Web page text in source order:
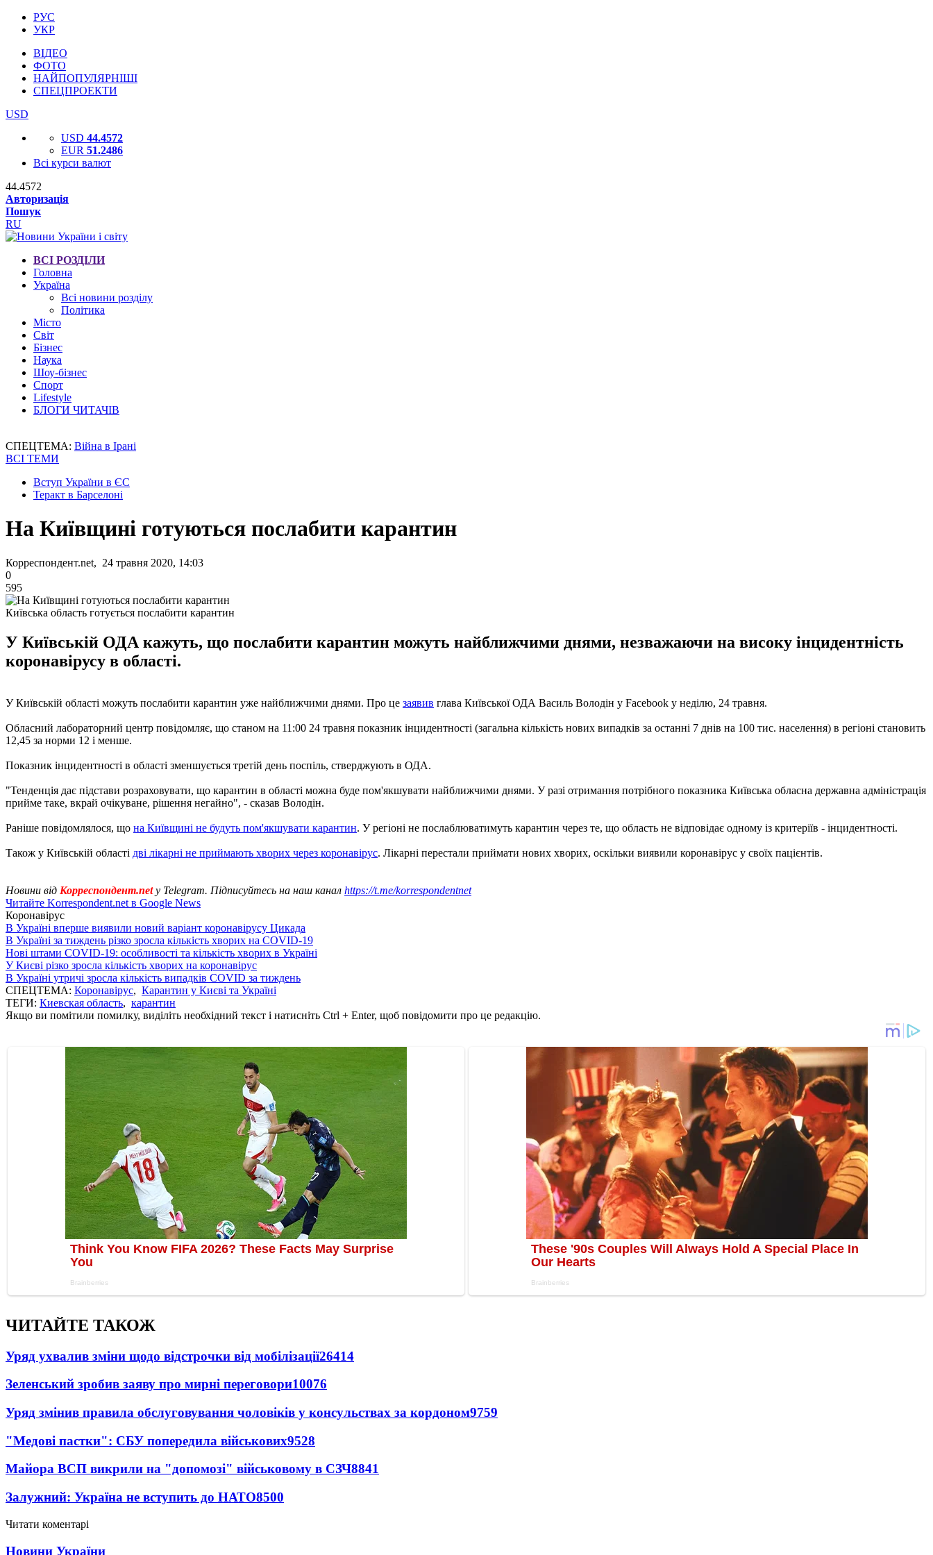
РУС
УКР
ВІДЕО
ФОТО
НАЙПОПУЛЯРНІШІ
СПЕЦПРОЕКТИ
USD
USD 44.4572
EUR 51.2486
Всі курси валют
44.4572
Авторизація
Пошук
RU
ВСІ РОЗДІЛИ
Головна
Україна
Всі новини розділу
Політика
Місто
Світ
Бізнес
Наука
Шоу-бізнес
Спорт
Lifestyle
БЛОГИ ЧИТАЧІВ
СПЕЦТЕМА: Війна в Ірані
ВСІ ТЕМИ
Вступ України в ЄС
Теракт в Барселоні
На Київщині готуються послабити карантин
Корреспондент.net, 24 травня 2020, 14:03
0
595
Київська область готується послабити карантин
У Київській ОДА кажуть, що послабити карантин можуть найближчими днями, незважаючи на високу інцидентність
коронавірусу в області.
У Київській області можуть послабити карантин уже найближчими днями. Про це заявив глава Київської ОДА Василь Володін у Facebook у неділю, 24 травня.
Обласний лабораторний центр повідомляє, що станом на 11:00 24 травня показник інцидентності (загальна кількість нових випадків за останні 7 днів на 100 тис. населення) в регіоні становить
12,45 за норми 12 і менше.
Показник інцидентності в області зменшується третій день поспіль, стверджують в ОДА.
"Тенденція дає підстави розраховувати, що карантин в області можна буде пом'якшувати найближчими днями. У разі отримання потрібного показника Київська обласна державна адміністрація
прийме таке, вкрай очікуване, рішення негайно", - сказав Володін.
Раніше повідомлялося, що на Київщині не будуть пом'якшувати карантин. У регіоні не послаблюватимуть карантин через те, що область не відповідає одному із критеріїв - інцидентності.
Також у Київській області дві лікарні не приймають хворих через коронавірус. Лікарні перестали приймати нових хворих, оскільки виявили коронавірус у своїх пацієнтів.
Новини від Корреспондент.netу Telegram. Підписуйтесь на наш канал https://t.me/korrespondentnet
Читайте Korrespondent.net в Google News
Коронавірус
В Україні вперше виявили новий варіант коронавірусу Цикада
В Україні за тиждень різко зросла кількість хворих на COVID-19
Нові штами COVID-19: особливості та кількість хворих в Україні
У Києві різко зросла кількість хворих на коронавірус
В Україні утричі зросла кількість випадків COVID за тиждень
СПЕЦТЕМА: Коронавірус, Карантин у Києві та Україні
ТЕГИ: Киевская область, карантин
Якщо ви помітили помилку, виділіть необхідний текст і натисніть Ctrl + Enter, щоб повідомити про це редакцію.
ЧИТАЙТЕ ТАКОЖ
Уряд ухвалив зміни щодо відстрочки від мобілізації26414
Зеленський зробив заяву про мирні переговори10076
Уряд змінив правила обслуговування чоловіків у консульствах за кордоном9759
"Медові пастки": СБУ попередила військових9528
Майора ВСП викрили на "допомозі" військовому в СЗЧ8841
Залужний: Україна не вступить до НАТО8500
Читати коментарі
Новини України